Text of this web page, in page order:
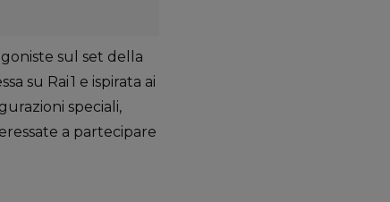
sul set della
su Rai 1 e ispirata ai
speciali,
a partecipare